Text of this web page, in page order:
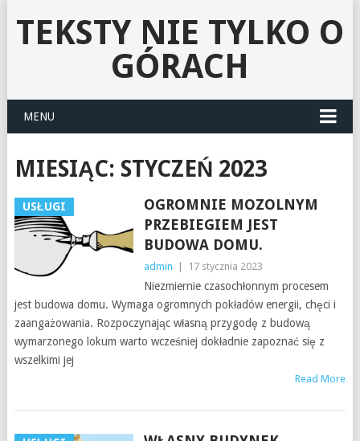
TEKSTY NIE TYLKO O
GÓRACH
MENU
MIESIĄC: STYCZEŃ 2023
USŁUGI
OGROMNIE MOZOLNYM
PRZEBIEGIEM JEST
BUDOWA DOMU.
admin 17 stycznia 2023
Niezmiernie czasochłonnym procesem
jest budowa domu. Wymaga ogromnych pokładów energii, chęci i
zaangażowania. Rozpoczynając własną przygodę z budową
wymarzonego lokum warto wcześniej dokładnie zapoznać się z
wszelkimi jej
Read More